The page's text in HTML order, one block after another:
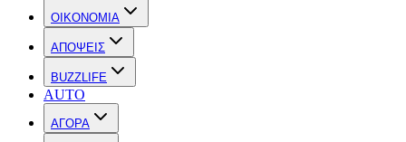
OIKONOMIA
ΑΠΟΨΕΙΣ
BUZZLIFE
AUTO
ΑΓΟΡΑ